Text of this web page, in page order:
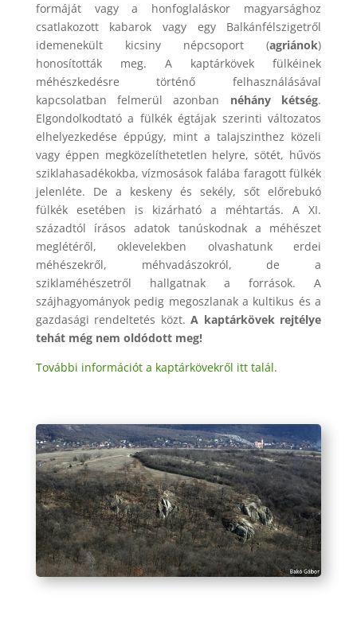
formáját vagy a honfoglaláskor magyarsághoz
csatlakozott kabarok vagy egy Balkánfélszigetről
idemenekült kicsiny népcsoport (agriánok)
honosították meg. A kaptárkövek fülkéinek
méhészkedésre történő felhasználásával
kapcsolatban felmerül azonban néhány kétség.
Elgondolkodtató a fülkék égtájak szerinti változatos
elhelyezkedése éppúgy, mint a talajszinthez közeli
vagy éppen megközelíthetetlen helyre, sötét, hűvös
sziklahasadékokba, vízmosások falába faragott fülkék
jelenléte. De a keskeny és sekély, sőt előrebukó
fülkék esetében is kizárható a méhtartás. A XI.
századtól írásos adatok tanúskodnak a méhészet
meglétéről, oklevelekben olvashatunk erdei
méhészekről, méhvadászokról, de a
sziklaméhészetről hallgatnak a források. A
szájhagyományok pedig megoszlanak a kultikus és a
gazdasági rendeltetés közt.A kaptárkövek rejtélye
tehát még nem oldódott meg!
További információt a kaptárkövekről itt talál.